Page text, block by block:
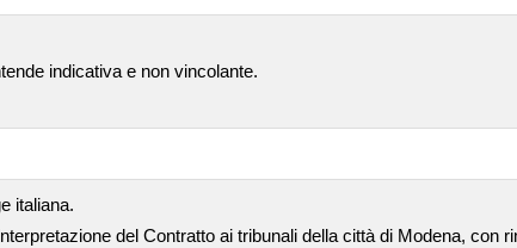
indicativa e non vincolante.
italiana.
del Contratto ai tribunali della città di Modena, con